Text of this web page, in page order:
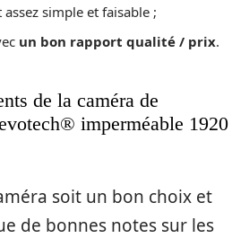
simple et faisable ;
un bon rapport qualité / prix.
de la caméra de
imperméable 1920
soit un bon choix et
de bonnes notes sur les